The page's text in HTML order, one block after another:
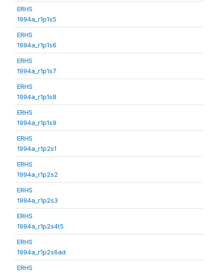
ERHS
1994a_r1p1s5
ERHS
1994a_r1p1s6
ERHS
1994a_r1p1s7
ERHS
1994a_r1p1s8
ERHS
1994a_r1p1s9
ERHS
1994a_r1p2s1
ERHS
1994a_r1p2s2
ERHS
1994a_r1p2s3
ERHS
1994a_r1p2s4t5
ERHS
1994a_r1p2s6ad
ERHS